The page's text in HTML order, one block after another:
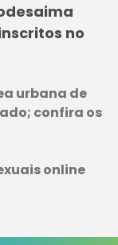
no
urbana de
confira os
online